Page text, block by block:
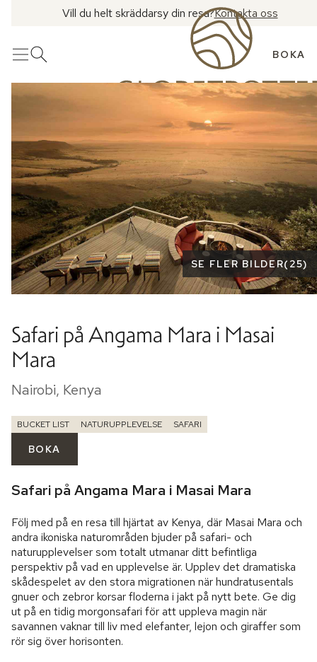
Vill du helt skräddarsy din resa?Kontakta oss
MenyÖppna sök BOKA
Se fler bilder
SE FLER BILDER(25)
Safari på Angama Mara i Masai
Mara
Nairobi, Kenya
BUCKET LIST NATURUPPLEVELSE SAFARI
BOKA
Safari på Angama Mara i Masai Mara
Följ med på en resa till hjärtat av Kenya, där Masai Mara och
andra ikoniska naturområden bjuder på safari- och
naturupplevelser som totalt utmanar ditt befintliga
perspektiv på vad en upplevelse är. Upplev det dramatiska
skådespelet av den stora migrationen när hundratusentals
gnuer och zebror korsar floderna i jakt på nytt bete. Ge dig
ut på en tidig morgonsafari för att uppleva magin när
savannen vaknar till liv med elefanter, lejon och giraffer som
rör sig över horisonten.